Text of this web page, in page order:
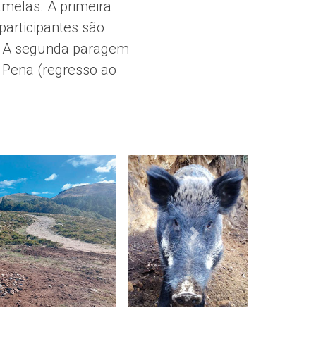
A primeira
são
segunda paragem
(regresso ao